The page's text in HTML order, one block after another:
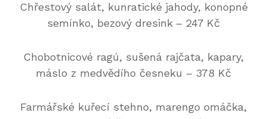
Chřestový salát, kunratické jahody, konopné
semínko, bezový dresink – 247 Kč
Chobotnicové ragú, sušená rajčata, kapary,
máslo z medvědího česneku – 378 Kč
Farmářské kuřecí stehno, marengo omáčka,